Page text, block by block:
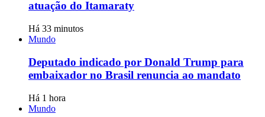
atuação do Itamaraty
Há 33 minutos
Mundo
Deputado indicado por Donald Trump para
embaixador no Brasil renuncia ao mandato
Há 1 hora
Mundo